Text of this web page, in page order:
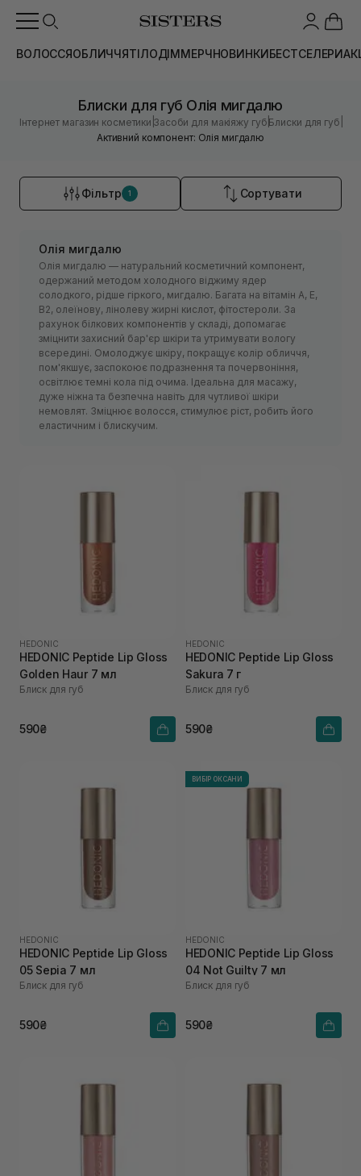
ВОЛОССЯОБЛИЧЧЯТІЛОДІММЕРЧНОВИНКИБЕСТСЕЛЕРИ
Блиски для губ Олія мигдалю
Інтернет магазин косметики |Засоби для макіяжу губ |Блиски для губ
Активний компонент: Олія мигдалю
Фільтр 1 Сортувати
Олія мигдалю
Олія мигдалю — натуральний косметичний компонент,
одержаний методом холодного віджиму ядер
солодкого, рідше гіркого, мигдалю. Багата на вітамін А, Е,
В2, олеїнову, лінолеву жирні кислот, фітостероли. За
рахунок білкових компонентів у складі, допомагає
зміцнити захисний бар'єр шкіри та утримувати вологу
всередині. Омолоджує шкіру, покращує колір обличчя,
пом'якшує, заспокоює подразнення та почервоніння,
освітлює темні кола під очима. Ідеальна для масажу,
дуже ніжна та безпечна навіть для чутливої шкіри
немовлят. Зміцнює волосся, стимулює ріст, робить його
еластичним і блискучим.
HEDONIC
HEDONIC Peptide Lip Gloss
Golden Haur 7 мл
Блиск для губ
590₴
HEDONIC
HEDONIC Peptide Lip Gloss
Sakura 7 г
Блиск для губ
590₴
HEDONIC
HEDONIC Peptide Lip Gloss
05 Sepia 7 мл
Блиск для губ
590₴
ВИБІР ОКСАНИ
HEDONIC
HEDONIC Peptide Lip Gloss
04 Not Guilty 7 мл
Блиск для губ
590₴